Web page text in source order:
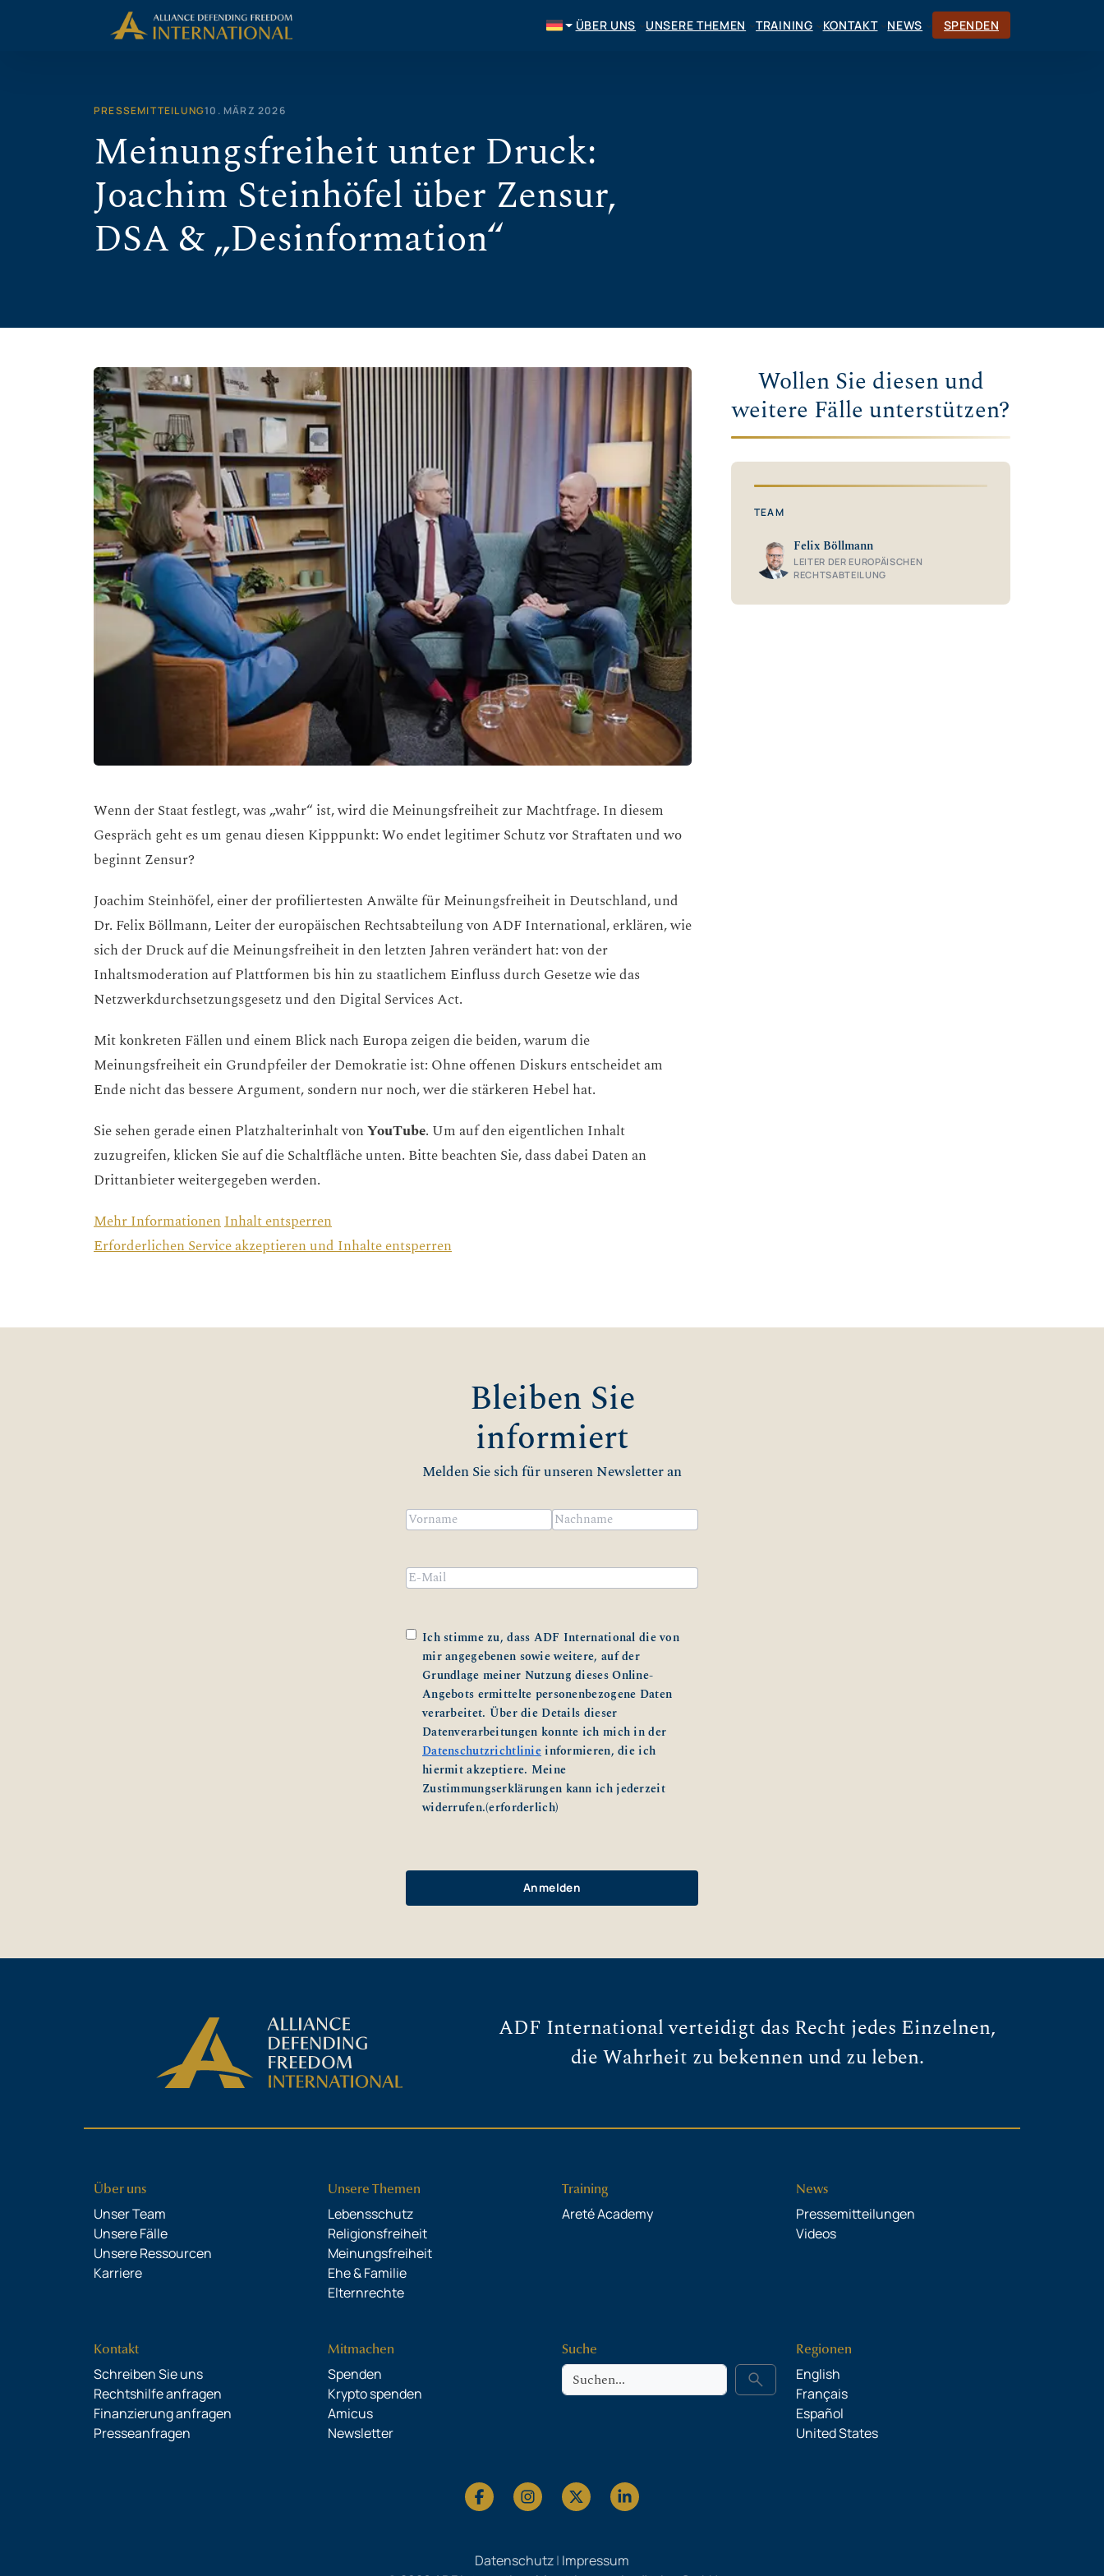
ÜBER UNS UNSERE THEMEN TRAINING KONTAKT NEWS SPENDEN
PRESSEMITTEILUNG10. MÄRZ 2026
Meinungsfreiheit unter Druck:
Joachim Steinhöfel über Zensur,
DSA & „Desinformation“
Wenn der Staat festlegt, was „wahr“ ist, wird die Meinungsfreiheit zur Machtfrage. In diesem
Gespräch geht es um genau diesen Kipppunkt: Wo endet legitimer Schutz vor Straftaten und wo
beginnt Zensur?
Joachim Steinhöfel, einer der profiliertesten Anwälte für Meinungsfreiheit in Deutschland, und
Dr. Felix Böllmann, Leiter der europäischen Rechtsabteilung von ADF International, erklären, wie
sich der Druck auf die Meinungsfreiheit in den letzten Jahren verändert hat: von der
Inhaltsmoderation auf Plattformen bis hin zu staatlichem Einfluss durch Gesetze wie das
Netzwerkdurchsetzungsgesetz und den Digital Services Act.
Mit konkreten Fällen und einem Blick nach Europa zeigen die beiden, warum die
Meinungsfreiheit ein Grundpfeiler der Demokratie ist: Ohne offenen Diskurs entscheidet am
Ende nicht das bessere Argument, sondern nur noch, wer die stärkeren Hebel hat.
Sie sehen gerade einen Platzhalterinhalt vonYouTube. Um auf den eigentlichen Inhalt
zuzugreifen, klicken Sie auf die Schaltfläche unten. Bitte beachten Sie, dass dabei Daten an
Drittanbieter weitergegeben werden.
Mehr InformationenInhalt entsperren
Erforderlichen Service akzeptieren und Inhalte entsperren
Wollen Sie diesen und
weitere Fälle unterstützen?
TEAM
Felix Böllmann
LEITER DER EUROPÄISCHEN
RECHTSABTEILUNG
Bleiben Sie
informiert
Melden Sie sich für unseren Newsletter an
Name(erforderlich)
Email
Zustimmung (erforderlich)
Ich stimme zu, dass ADF International die von
mir angegebenen sowie weitere, auf der
Grundlage meiner Nutzung dieses Online-
Angebots ermittelte personenbezogene Daten
verarbeitet. Über die Details dieser
Datenverarbeitungen konnte ich mich in der
Datenschutzrichtlinieinformieren, die ich
hiermit akzeptiere. Meine
Zustimmungserklärungen kann ich jederzeit
widerrufen.(erforderlich)
ADF International verteidigt das Recht jedes Einzelnen,
die Wahrheit zu bekennen und zu leben.
Über uns
Unser Team
Unsere Fälle
Unsere Ressourcen
Karriere
Unsere Themen
Lebensschutz
Religionsfreiheit
Meinungsfreiheit
Ehe & Familie
Elternrechte
Training
Areté Academy
News
Pressemitteilungen
Videos
Kontakt
Schreiben Sie uns
Rechtshilfe anfragen
Finanzierung anfragen
Presseanfragen
Mitmachen
Spenden
Krypto spenden
Amicus
Newsletter
Suche
Suche search
Regionen
English
Français
Español
United States
Datenschutz| Impressum